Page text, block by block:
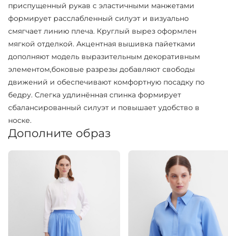
приспущенный рукав с эластичными манжетами
формирует расслабленный силуэт и визуально
смягчает линию плеча. Круглый вырез оформлен
мягкой отделкой. Акцентная вышивка пайетками
дополняют модель выразительным декоративным
элементом,боковые разрезы добавляют свободы
движений и обеспечивают комфортную посадку по
бедру. Слегка удлинённая спинка формирует
сбалансированный силуэт и повышает удобство в
носке.
Дополните образ